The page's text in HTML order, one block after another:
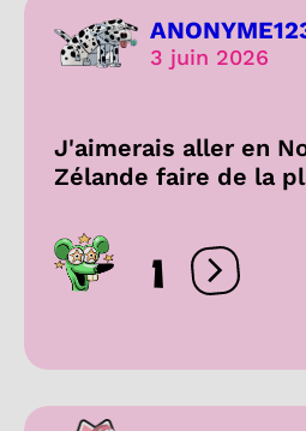
3 juin 2026
J'aimerais aller en
Zélande faire de la
1 Ouvrir les